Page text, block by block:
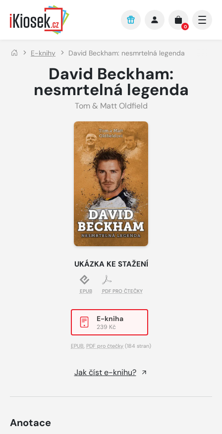
Přejít na hlavní obsah
0
E-knihy David Beckham: nesmrtelná legenda
David Beckham:
nesmrtelná legenda
Tom & Matt Oldfield
UKÁZKA KE STAŽENÍ
EPUB PDF PRO ČTEČKY
E-kniha
239 Kč
EPUB PDF pro čtečky (184 stran)
Jak číst e-knihu?
Anotace